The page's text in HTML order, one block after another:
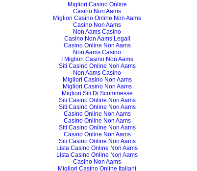
Migliori Casino Online
Casino Non Aams
Migliori Casino Online Non Aams
Casino Non Aams
Non Aams Casino
Casino Non Aams Legali
Casino Online Non Aams
Non Aams Casino
I Migliori Casino Non Aams
Siti Casino Online Non Aams
Non Aams Casino
Migliori Casino Non Aams
Migliori Casino Non Aams
Migliori Siti Di Scommesse
Siti Casino Online Non Aams
Siti Casino Online Non Aams
Casino Online Non Aams
Casino Online Non Aams
Siti Casino Online Non Aams
Casino Online Non Aams
Siti Casino Online Non Aams
Lista Casino Online Non Aams
Lista Casino Online Non Aams
Casino Non Aams
Migliori Casino Online Italiani